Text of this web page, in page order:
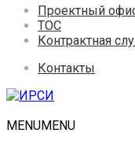
Проектный
ТОС
Контрактная
Контакты
MENUMENU